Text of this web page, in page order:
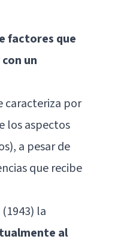
factores que
un
caracteriza por
los aspectos
a pesar de
que recibe
la
al